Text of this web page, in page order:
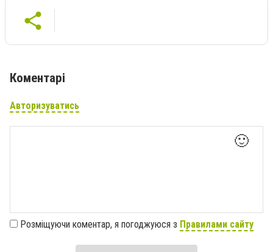
Коментарі
Авторизуватись
🙂
Розміщуючи коментар, я погоджуюся з Правилами сайту